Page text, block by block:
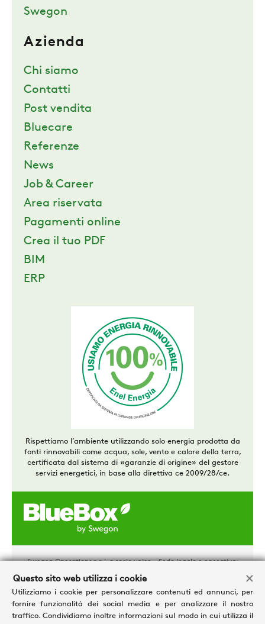
Swegon
Azienda
Chi siamo
Contatti
Post vendita
Bluecare
Referenze
News
Job & Career
Area riservata
Pagamenti online
Crea il tuo PDF
BIM
ERP
Rispettiamo l’ambiente utilizzando solo energia prodotta da
fonti rinnovabili come acqua, sole, vento e calore della terra,
certificata dal sistema di «garanzie di origine» del gestore
servizi energetici, in base alla direttiva ce 2009/28/ce.
Swegon Operations s.r.l. a socio unico - Sede legale e operativa:
Tel. +39 0426 921111 - Cap. Soc. € 1.500.000,00 i.v - P.IVA
02481290282 - REA: VE 304162
Privacy e Cookies - Trattamento dei dati personali Credits
Questo sito web utilizza i cookie
Utilizziamo i cookie per personalizzare contenuti ed annunci, per
fornire funzionalità dei social media e per analizzare il nostro
traffico. Condividiamo inoltre informazioni sul modo in cui utilizza il